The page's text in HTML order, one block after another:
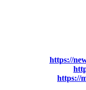
https://
https://